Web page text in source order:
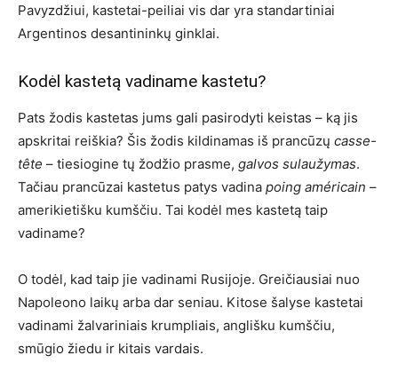
Pavyzdžiui, kastetai-peiliai vis dar yra standartiniai
Argentinos desantininkų ginklai.
Kodėl kastetą vadiname kastetu?
Pats žodis kastetas jums gali pasirodyti keistas – ką jis
apskritai reiškia? Šis žodis kildinamas iš prancūzų casse-
tête – tiesiogine tų žodžio prasme, galvos sulaužymas.
Tačiau prancūzai kastetus patys vadina poing américain –
amerikietišku kumščiu. Tai kodėl mes kastetą taip
vadiname?
O todėl, kad taip jie vadinami Rusijoje. Greičiausiai nuo
Napoleono laikų arba dar seniau. Kitose šalyse kastetai
vadinami žalvariniais krumpliais, anglišku kumščiu,
smūgio žiedu ir kitais vardais.